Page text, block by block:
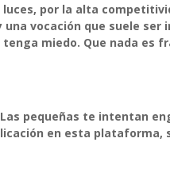
luces, por la alta
vocación que suele ser
miedo. Que nada es
pequeñas te intentan
en esta plataforma,